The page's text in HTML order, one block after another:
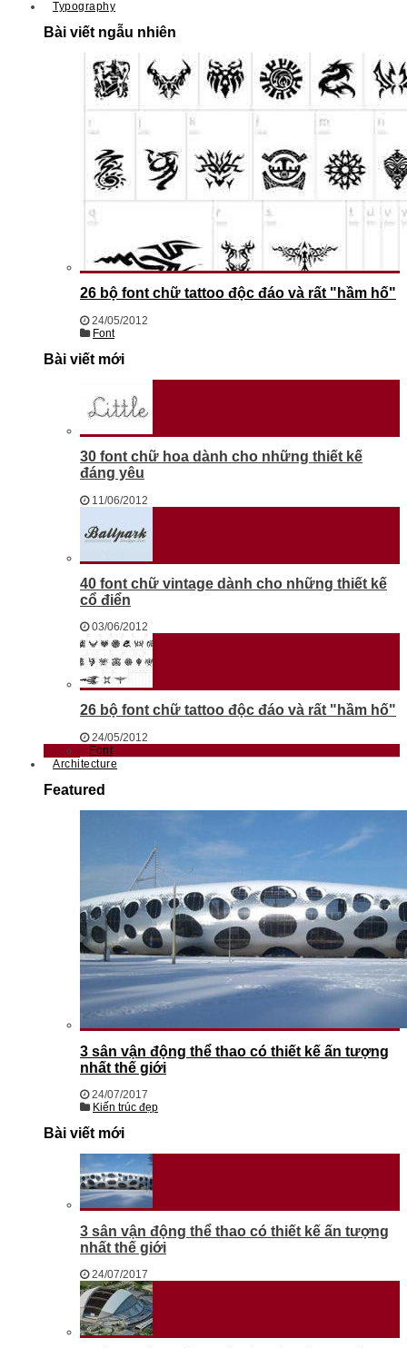
Typography
Bài viết ngẫu nhiên
26 bộ font chữ tattoo độc đáo và rất "hầm hố"
24/05/2012
Font
Bài viết mới
30 font chữ hoa dành cho những thiết kế
đáng yêu
11/06/2012
40 font chữ vintage dành cho những thiết kế
cổ điển
03/06/2012
26 bộ font chữ tattoo độc đáo và rất "hầm hố"
24/05/2012
Font
Architecture
Featured
3 sân vận động thể thao có thiết kế ấn tượng
nhất thế giới
24/07/2017
Kiến trúc đẹp
Bài viết mới
3 sân vận động thể thao có thiết kế ấn tượng
nhất thế giới
24/07/2017